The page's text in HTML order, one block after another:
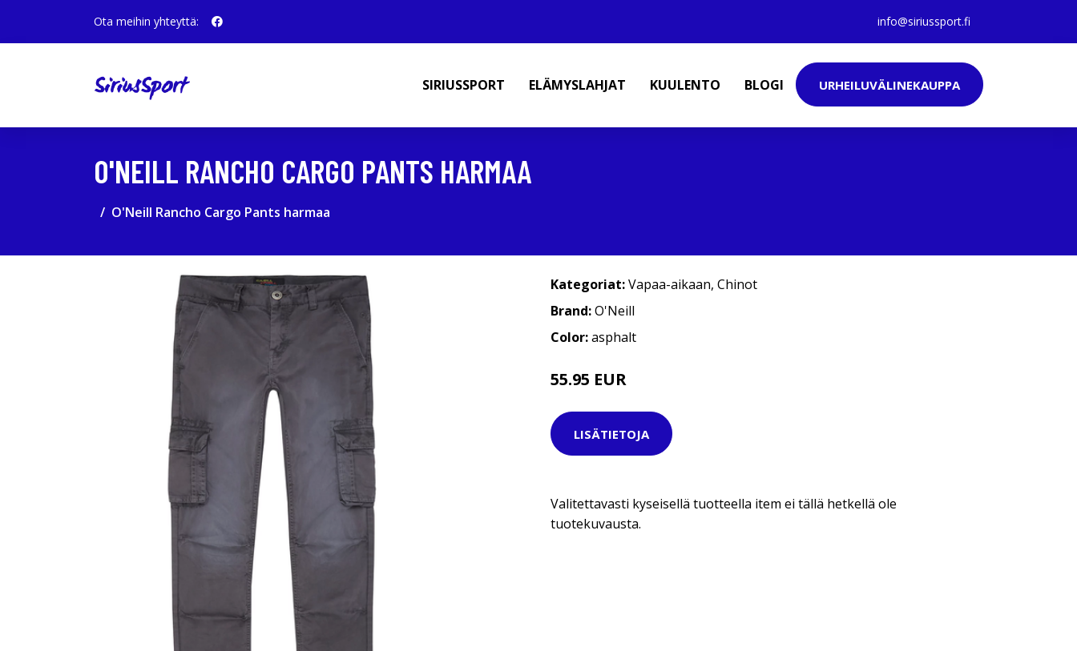
Ota meihin yhteyttä: info@siriussport.fi
SIRIUSSPORT ELÄMYSLAHJAT KUULENTO BLOGI URHEILUVÄLINEKAUPPA
O'NEILL RANCHO CARGO PANTS HARMAA
O'Neill Rancho Cargo Pants harmaa
Kategoriat:Vapaa-aikaan, Chinot
Brand:O'Neill
Color:asphalt
55.95 EUR
LISÄTIETOJA
Valitettavasti kyseisellä tuotteella item ei tällä hetkellä ole
tuotekuvausta.